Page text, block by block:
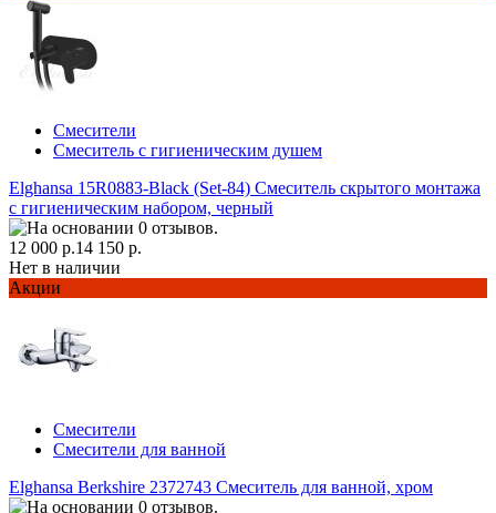
Смесители
Смеситель с гигиеническим душем
Elghansa 15R0883-Black (Set-84) Смеситель скрытого монтажа
с гигиеническим набором, черный
12 000 р.14 150 р.
Нет в наличии
Акции
Смесители
Смесители для ванной
Elghansa Berkshire 2372743 Смеситель для ванной, хром